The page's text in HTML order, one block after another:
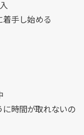
手し始める
時間が取れないの